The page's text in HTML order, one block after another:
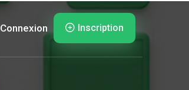
Connexion Inscription